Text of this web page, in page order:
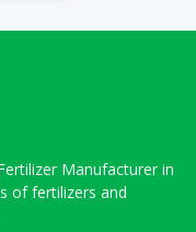
Manufacturer in
of fertilizers and